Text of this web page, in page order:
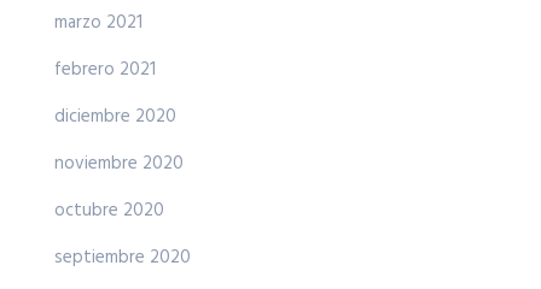
marzo 2021
febrero 2021
diciembre 2020
noviembre 2020
octubre 2020
septiembre 2020